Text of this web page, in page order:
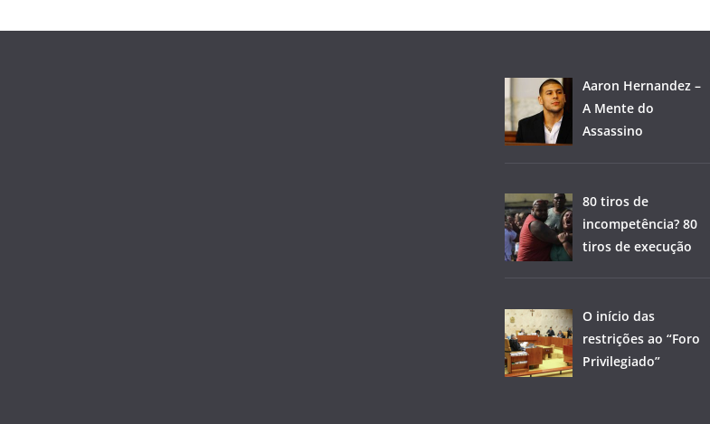
Aaron Hernandez –
A Mente do
Assassino
80 tiros de
incompetência? 80
tiros de execução
O início das
restrições ao “Foro
Privilegiado”